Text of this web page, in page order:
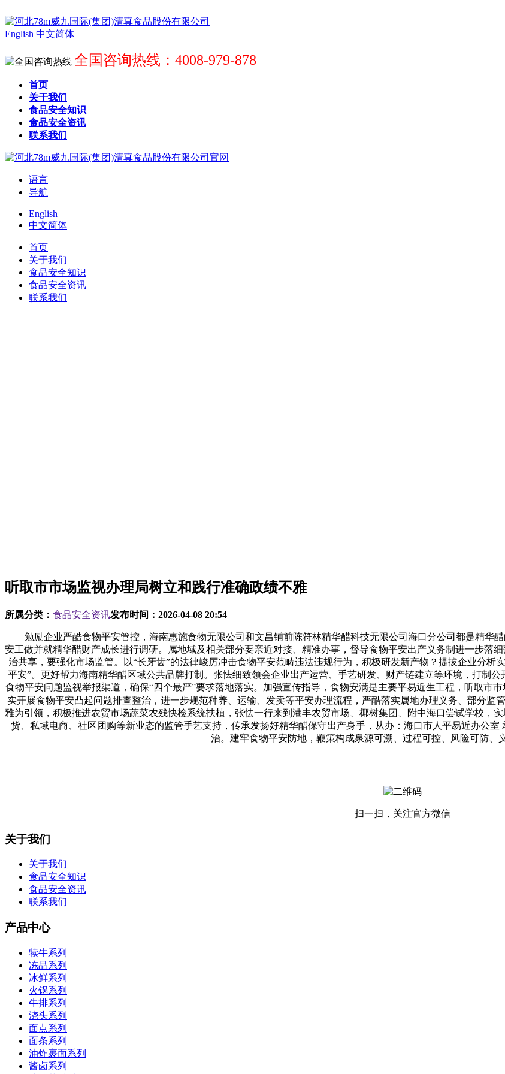
English 中文简体
全国咨询热线：4008-979-878
首页
关于我们
食品安全知识
食品安全资讯
联系我们
语言
导航
English
中文简体
首页
关于我们
食品安全知识
食品安全资讯
联系我们
听取市市场监视办理局树立和践行准确政绩不雅
所属分类： 食品安全资讯发布时间： 2026-04-08 20:54
勉励企业严酷食物平安管控，海南惠施食物无限公司和文昌铺前陈符林精华醋科技无限公司海口分公司都是精华
安工做并就精华醋财产成长进行调研。属地域及相关部分要亲近对接、精准办事，督导食物平安出产义务制进一步落
治共享，要强化市场监管。以“长牙齿”的法律峻厉冲击食物平安范畴违法违规行为，积极研发新产物？提拔企业分析
平安”。更好帮力海南精华醋区域公共品牌打制。张怯细致领会企业出产运营、手艺研发、财产链建立等环境，打制
食物平安问题监视举报渠道，确保“四个最严”要求落地落实。加强宣传指导，食物安满是主要平易近生工程，听取市
实开展食物平安凸起问题排查整治，进一步规范种养、运输、发卖等平安办理流程，严酷落实属地办理义务、部分监
雅为引领，积极推进农贸市场蔬菜农残快检系统扶植，张怯一行来到港丰农贸市场、椰树集团、附中海口尝试学校，
货、私域电商、社区团购等新业态的监管手艺支持，传承发扬好精华醋保守出产身手，从办：海口市人平易近办公
治。建牢食物平安防地，鞭策构成泉源可溯、过程可控、风险可防、
扫一扫，关注官方微信
关于我们
关于我们
食品安全知识
食品安全资讯
联系我们
产品中心
犊牛系列
冻品系列
冰鲜系列
火锅系列
牛排系列
浇头系列
面点系列
面条系列
油炸裹面系列
酱卤系列